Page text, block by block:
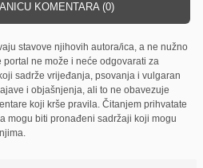
KOMENTARA (0)
stavove njihovih autora/ica, a ne nužno
ne može i neće odgovarati za
sadrže vrijeđanja, psovanja i vulgaran
i objašnjenja, ali to ne obavezuje
koji krše pravila. Čitanjem prihvatate
mogu biti pronađeni sadržaji koji mogu